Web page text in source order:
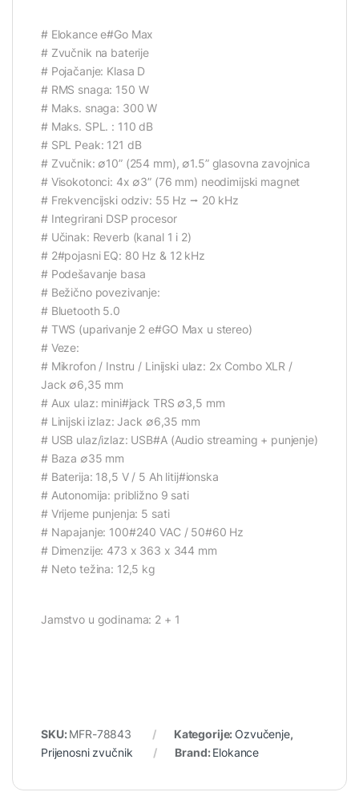
# Elokance e#Go Max
# Zvučnik na baterije
# Pojačanje: Klasa D
# RMS snaga: 150 W
# Maks. snaga: 300 W
# Maks. SPL. : 110 dB
# SPL Peak: 121 dB
# Zvučnik: ∅10” (254 mm), ∅1.5” glasovna zavojnica
# Visokotonci: 4x ∅3” (76 mm) neodimijski magnet
# Frekvencijski odziv: 55 Hz ⭢ 20 kHz
# Integrirani DSP procesor
# Učinak: Reverb (kanal 1 i 2)
# 2#pojasni EQ: 80 Hz & 12 kHz
# Podešavanje basa
# Bežično povezivanje:
# Bluetooth 5.0
# TWS (uparivanje 2 e#GO Max u stereo)
# Veze:
# Mikrofon / Instru / Linijski ulaz: 2x Combo XLR /
Jack ∅6,35 mm
# Aux ulaz: mini#jack TRS ∅3,5 mm
# Linijski izlaz: Jack ∅6,35 mm
# USB ulaz/izlaz: USB#A (Audio streaming + punjenje)
# Baza ∅35 mm
# Baterija: 18,5 V / 5 Ah litij#ionska
# Autonomija: približno 9 sati
# Vrijeme punjenja: 5 sati
# Napajanje: 100#240 VAC / 50#60 Hz
# Dimenzije: 473 x 363 x 344 mm
# Neto težina: 12,5 kg
Jamstvo u godinama: 2 + 1
SKU:MFR-78843 Kategorije:Ozvučenje,
Prijenosni zvučnik
Brand:Elokance